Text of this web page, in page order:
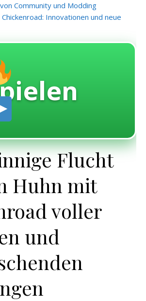
Community und Modding
Innovationen und neue
Flucht
Huhn mit
voller
und